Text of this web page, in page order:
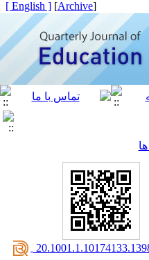
[
Archive
]
[ English ]